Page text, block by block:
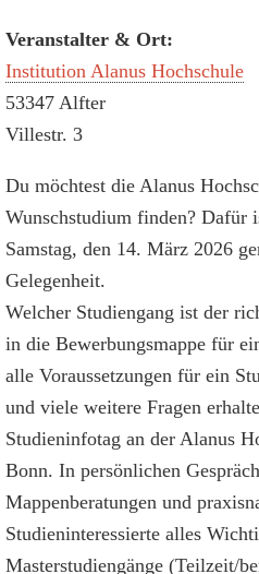
Veranstalter & Ort:
Institution Alanus Hochschule
53347 Alfter
Villestr. 3
Du möchtest die Alanus
Wunschstudium finden? Dafür
Samstag, den 14. März 2026
Gelegenheit.
Welcher Studiengang ist der
in die Bewerbungsmappe für
alle Voraussetzungen für ein
und viele weitere Fragen
Studieninfotag an der Alanus
Bonn. In persönlichen
Mappenberatungen und
Studieninteressierte alles
Masterstudiengänge (Teilzeit/